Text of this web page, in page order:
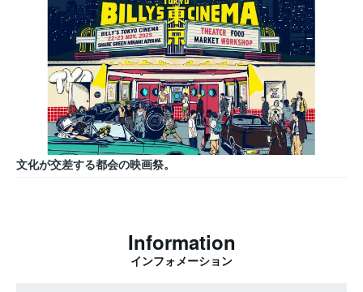
文化が交差する都会の映画祭。
Information
インフォメーション